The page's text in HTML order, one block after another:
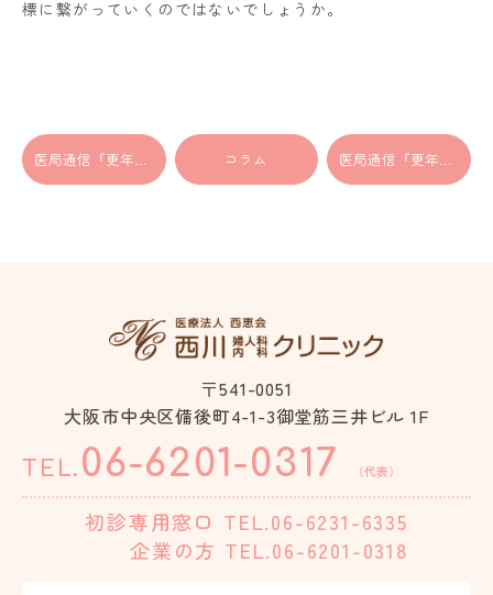
標に繋がっていくのではないでしょうか。
医局通信『更年期障害とホルモン補充療法』 コラム 医局通信『更年期障害とホルモン剤以外の薬物療法』
〒541-0051
大阪市中央区備後町4-1-3御堂筋三井ビル 1F
TEL. 06-6201-0317 （代表）
初診専用窓口 TEL.06-6231-6335
企業の方 TEL.06-6201-0318